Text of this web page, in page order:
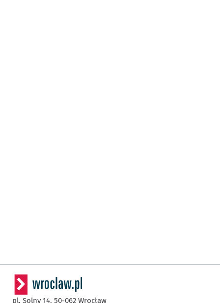
pl. Solny 14, 50-062 Wrocław